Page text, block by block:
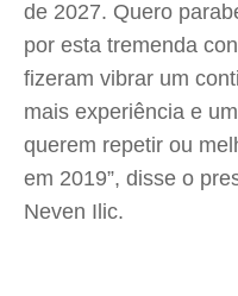
de 2027. Quero
por esta tremenda
fizeram vibrar um
mais experiência e
querem repetir ou
em 2019”, disse o
Neven Ilic.